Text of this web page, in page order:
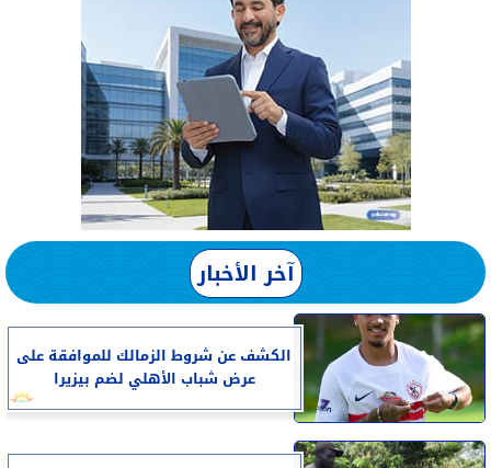
آخر الأخبار
الكشف عن شروط الزمالك للموافقة على
عرض شباب الأهلي لضم بيزيرا